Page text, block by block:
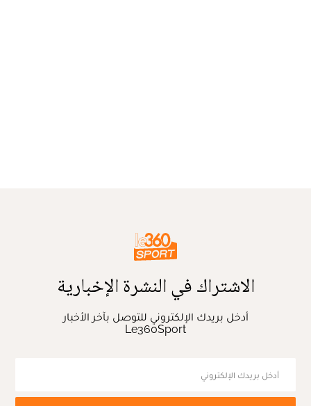
الاشتراك في النشرة الإخبارية
أدخل بريدك الإلكتروني للتوصل بآخر الأخبار
Le360Sport